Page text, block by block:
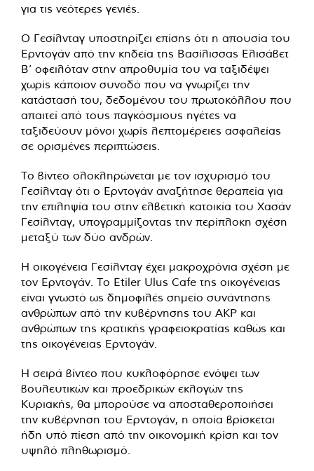
για τις νεότερες γενιές.
Ο Γεσίλνταγ υποστηρίζει επίσης ότι η απουσία του
Ερντογάν από την κηδεία της Βασίλισσας Ελισάβετ
Β’ οφειλόταν στην απροθυμία του να ταξιδέψει
χωρίς κάποιον συνοδό που να γνωρίζει την
κατάστασή του, δεδομένου του πρωτοκόλλου που
απαιτεί από τους παγκόσμιους ηγέτες να
ταξιδεύουν μόνοι χωρίς λεπτομέρειες ασφαλείας
σε ορισμένες περιπτώσεις.
Το βίντεο ολοκληρώνεται με τον ισχυρισμό του
Γεσίλνταγ ότι ο Ερντογάν αναζήτησε θεραπεία για
την επιληψία του στην ελβετική κατοικία του Χασάν
Γεσίλνταγ, υπογραμμίζοντας την περίπλοκη σχέση
μεταξύ των δύο ανδρών.
Η οικογένεια Γεσίλνταγ έχει μακροχρόνια σχέση με
τον Ερντογάν. Το Etiler Ulus Cafe της οικογένειας
είναι γνωστό ως δημοφιλές σημείο συνάντησης
ανθρώπων από την κυβέρνησης του AKP και
ανθρώπων της κρατικής γραφειοκρατίας καθώς και
της οικογένειας Ερντογάν.
Η σειρά βίντεο που κυκλοφόρησε ενόψει των
βουλευτικών και προεδρικών εκλογών της
Κυριακής, θα μπορούσε να αποσταθεροποιήσει
την κυβέρνηση του Ερντογάν, η οποία βρίσκεται
ήδη υπό πίεση από την οικονομική κρίση και τον
υψηλό πληθωρισμό.